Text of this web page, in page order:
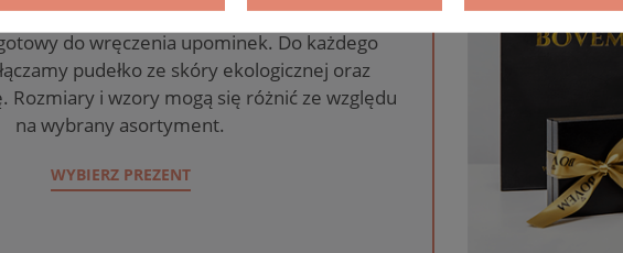
zakupione w sklepie internetowym BOVEM
do wręczenia upominek. Do każdego
pudełko ze skóry ekologicznej oraz
Rozmiary i wzory mogą się różnić ze względu
na wybrany asortyment.
WYBIERZ PREZENT